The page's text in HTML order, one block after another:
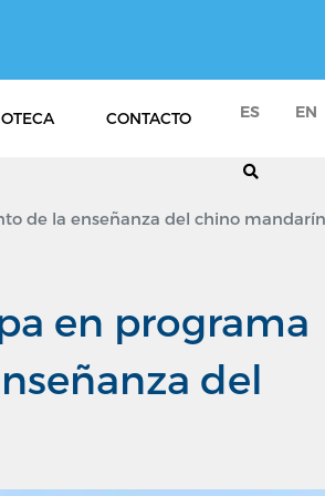
CONTACTO ES EN
de la enseñanza del chino mandarín
en programa
del